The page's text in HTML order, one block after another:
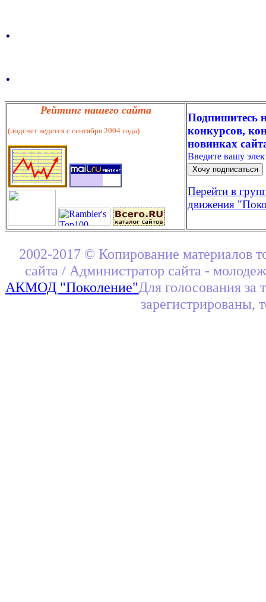
.
.
Рейтинг нашего сайта
(подсчет ведется с сентября 2004 года)
Подпишитесь
конкурсов,
новинках
Введите вашу
Перейти в
движения
2002-2017 © Копирование материалов
сайта / Администратор сайта -
АКМОД "Поколение"Для голосования за
зарегистрированы,